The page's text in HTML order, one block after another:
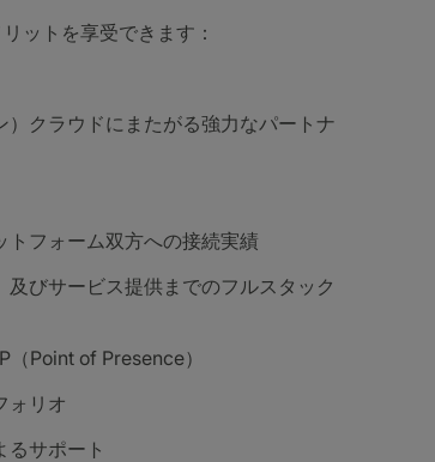
ットを享受できます：
ラウドにまたがる強力なパートナ
フォーム双方への接続実績
サービス提供までのフルスタック
Point of Presence）
リオ
サポート